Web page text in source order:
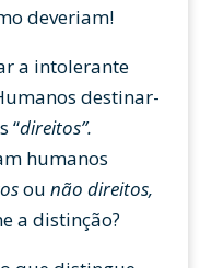
deveriam!
a intolerante
destinar-
“direitos”.
humanos
ou não direitos,
a distinção?